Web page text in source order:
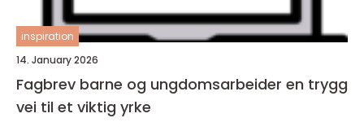
inspiration
14. January 2026
Fagbrev barne og ungdomsarbeider en trygg
vei til et viktig yrke